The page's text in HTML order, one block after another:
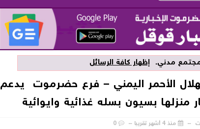
مدني. إظهار كافة الرسائل
الأحمر اليمني – فرع حضرموت يدعم
منزلها بسيون بسله غذائية وايوائية
منذ 4 أشهر تقريبا 0